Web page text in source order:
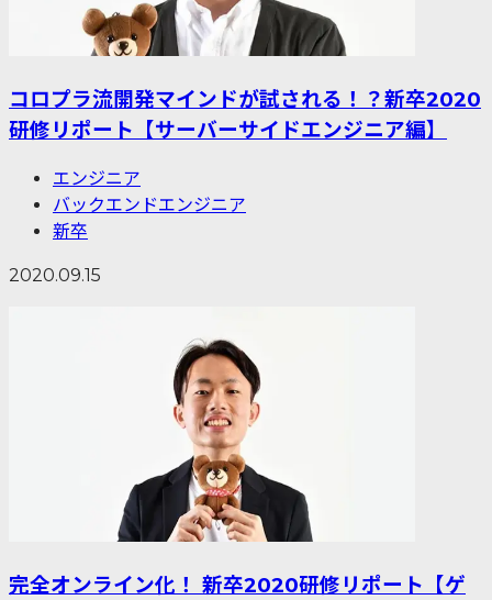
コロプラ流開発マインドが試される！？新卒2020
研修リポート【サーバーサイドエンジニア編】
エンジニア
バックエンドエンジニア
新卒
2020.09.15
完全オンライン化！ 新卒2020研修リポート【ゲ